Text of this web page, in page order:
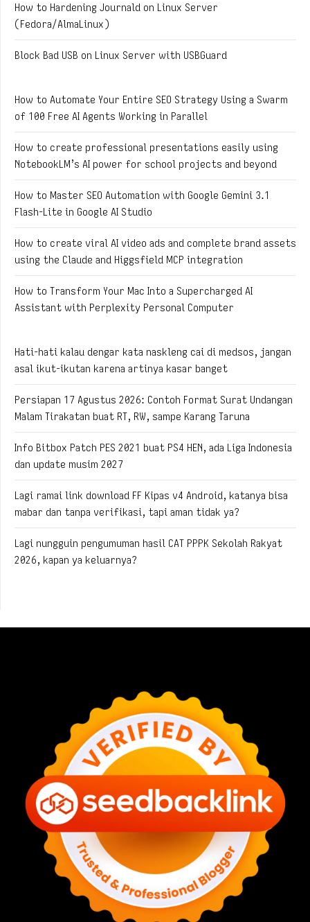
How to Hardening Journald on Linux Server
(Fedora/AlmaLinux)
Block Bad USB on Linux Server with USBGuard
How to Automate Your Entire SEO Strategy Using a Swarm
of 100 Free AI Agents Working in Parallel
How to create professional presentations easily using
NotebookLM’s AI power for school projects and beyond
How to Master SEO Automation with Google Gemini 3.1
Flash-Lite in Google AI Studio
How to create viral AI video ads and complete brand assets
using the Claude and Higgsfield MCP integration
How to Transform Your Mac Into a Supercharged AI
Assistant with Perplexity Personal Computer
Hati-hati kalau dengar kata naskleng cai di medsos, jangan
asal ikut-ikutan karena artinya kasar banget
Persiapan 17 Agustus 2026: Contoh Format Surat Undangan
Malam Tirakatan buat RT, RW, sampe Karang Taruna
Info Bitbox Patch PES 2021 buat PS4 HEN, ada Liga Indonesia
dan update musim 2027
Lagi ramai link download FF Kipas v4 Android, katanya bisa
mabar dan tanpa verifikasi, tapi aman tidak ya?
Lagi nungguin pengumuman hasil CAT PPPK Sekolah Rakyat
2026, kapan ya keluarnya?